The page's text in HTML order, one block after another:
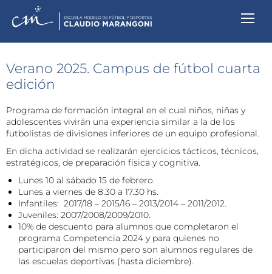
Verano 2025. Campus de fútbol cuarta
edición
Programa de formación integral en el cual niños, niñas y
adolescentes vivirán una experiencia similar a la de los
futbolistas de divisiones inferiores de un equipo profesional.
En dicha actividad se realizarán ejercicios tácticos, técnicos,
estratégicos, de preparación física y cognitiva.
Lunes 10 al sábado 15 de febrero.
Lunes a viernes de 8.30 a 17.30 hs.
Infantiles: 2017/18 – 2015/16 – 2013/2014 – 2011/2012.
Juveniles: 2007/2008/2009/2010.
10% de descuento para alumnos que completaron el
programa Competencia 2024 y para quienes no
participaron del mismo pero son alumnos regulares de
las escuelas deportivas (hasta diciembre).